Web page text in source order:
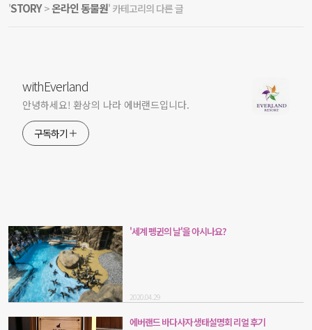
'STORY>온라인 동물원' 카테고리의 다른 글
withEverland
안녕하세요! 환상의 나라 에버랜드입니다.
구독하기
'세계 펭귄의 날'을 아시나요?
2020.04.29
에버랜드 바다사자 생태설명회 리얼 후기